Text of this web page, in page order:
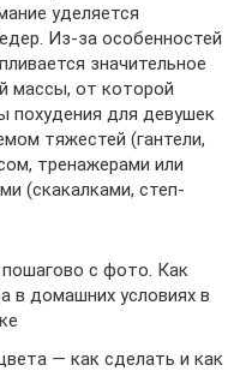
уделяется
Из-за особенностей
значительное
массы, от которой
похудения для девушек
тяжестей (гантели,
тренажерами или
(скакалками, степ-
с фото. Как
в домашних условиях в
— как сделать и как